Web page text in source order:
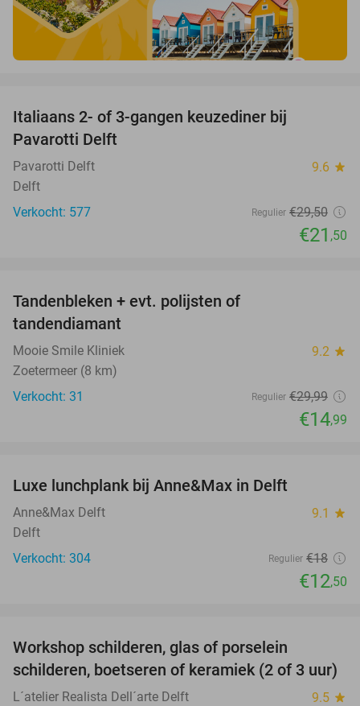
Italiaans 2- of 3-gangen keuzediner bij
Pavarotti Delft
Pavarotti Delft 9.6 star
Delft
Verkocht: 577
Regulier €29,50
€21 ,50
Tandenbleken + evt. polijsten of
tandendiamant
Mooie Smile Kliniek 9.2 star
Zoetermeer (8 km)
Verkocht: 31
Regulier €29,99
€14,99
Luxe lunchplank bij Anne&Max in Delft
Anne&Max Delft 9.1 star
Delft
Verkocht: 304
Regulier €18
€12,50
Workshop schilderen, glas of porselein
schilderen, boetseren of keramiek (2 of 3 uur)
L´atelier Realista Dell´arte Delft 9.5 star